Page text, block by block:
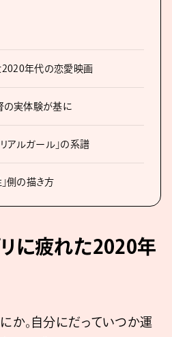
2020年代の恋愛映画
の実体験が基に
リアルガール」の系譜
側の描き方
に疲れた2020年
か。自分にだっていつか運